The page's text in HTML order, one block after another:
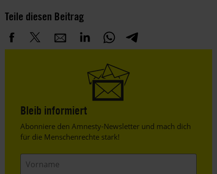
Teile diesen Beitrag
Bleib informiert
Header
Text
Abonniere den Amnesty-Newsletter und mach dich
für die Menschenrechte stark!